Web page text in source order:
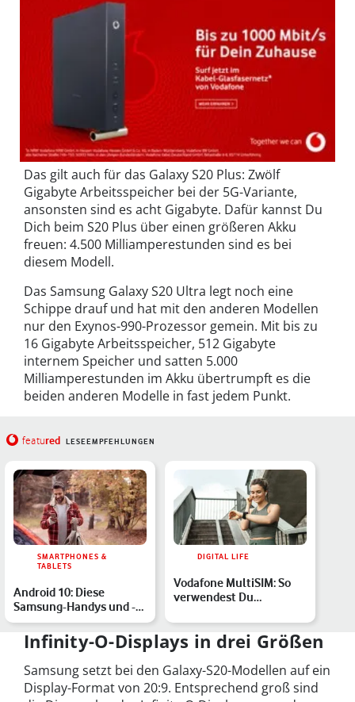
Das gilt auch für das Galaxy S20 Plus: Zwölf
Gigabyte Arbeitsspeicher bei der 5G-Variante,
ansonsten sind es acht Gigabyte. Dafür kannst Du
Dich beim S20 Plus über einen größeren Akku
freuen: 4.500 Milliamperestunden sind es bei
diesem Modell.
Das Samsung Galaxy S20 Ultra legt noch eine
Schippe drauf und hat mit den anderen Modellen
nur den Exynos-990-Prozessor gemein. Mit bis zu
16 Gigabyte Arbeitsspeicher, 512 Gigabyte
internem Speicher und satten 5.000
Milliamperestunden im Akku übertrumpft es die
beiden anderen Modelle in fast jedem Punkt.
featured LESEEMPFEHLUNGEN
SMARTPHONES &
TABLETS
Android 10: Diese
Samsung-Handys und -
Tablets erhalten das
Update
DIGITAL LIFE
Vodafone MultiSIM: So
verwendest Du
mehreren Geräte…
Infinity-O-Displays in drei Größen
Samsung setzt bei den Galaxy-S20-Modellen auf ein
Display-Format von 20:9. Entsprechend groß sind